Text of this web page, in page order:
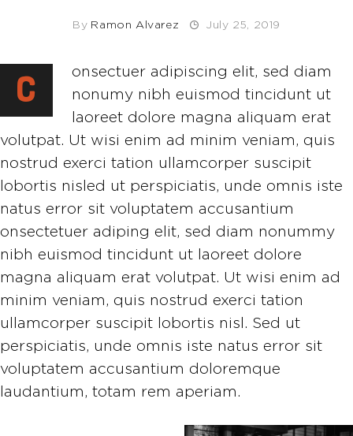
By Ramon Alvarez July 25, 2019
C
onsectuer adipiscing elit, sed diam
nonumy nibh euismod tincidunt ut
laoreet dolore magna aliquam erat
volutpat. Ut wisi enim ad minim veniam, quis
nostrud exerci tation ullamcorper suscipit
lobortis nisled ut perspiciatis, unde omnis iste
natus error sit voluptatem accusantium
onsectetuer adiping elit, sed diam nonummy
nibh euismod tincidunt ut laoreet dolore
magna aliquam erat volutpat. Ut wisi enim ad
minim veniam, quis nostrud exerci tation
ullamcorper suscipit lobortis nisl. Sed ut
perspiciatis, unde omnis iste natus error sit
voluptatem accusantium doloremque
laudantium, totam rem aperiam.